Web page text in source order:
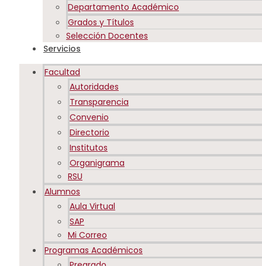
Departamento Académico
Grados y Títulos
Selección Docentes
Servicios
Facultad
Autoridades
Transparencia
Convenio
Directorio
Institutos
Organigrama
RSU
Alumnos
Aula Virtual
SAP
Mi Correo
Programas Académicos